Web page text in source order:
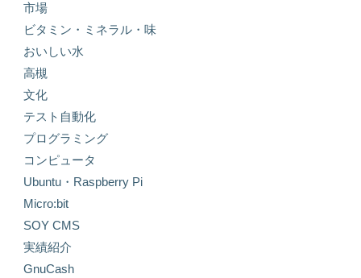
市場
ビタミン・ミネラル・味
おいしい水
高槻
文化
テスト自動化
プログラミング
コンピュータ
Ubuntu・Raspberry Pi
Micro:bit
SOY CMS
実績紹介
GnuCash